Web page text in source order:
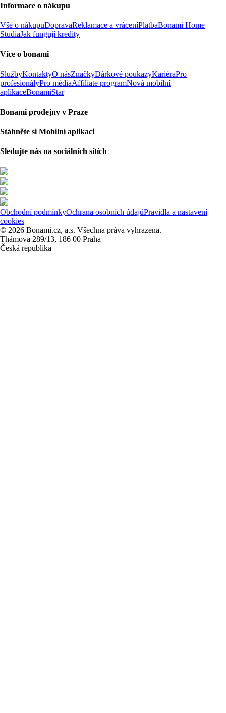
Informace o nákupu
Vše o nákupuDopravaReklamace a vráceníPlatbaBonami Home
StudiaJak fungují kredity
Více o bonami
SlužbyKontaktyO násZnačkyDárkové poukazyKariéraPro
profesionályPro médiaAffiliate programNová mobilní
aplikaceBonamiStar
Bonami prodejny v Praze
Stáhněte si Mobilní aplikaci
Sledujte nás na sociálních sítích
Obchodní podmínkyOchrana osobních údajůPravidla a nastavení
cookies
© 2026 Bonami.cz, a.s. Všechna práva vyhrazena.
Thámova 289/13, 186 00 Praha
Česká republika